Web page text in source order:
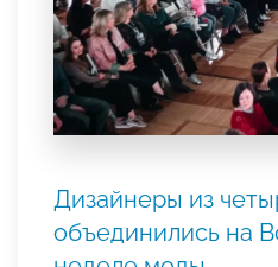
Дизайнеры из
объединились на